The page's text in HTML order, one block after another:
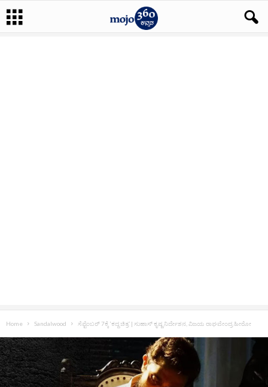
Home Sandalwood ಸೆಪ್ಟೆಂಬರ್‌ 7ಕ್ಕೆ ‘ಕದ್ದ ಚಿತ್ರ’ | ಸುಹಾಸ್‌ ಕೃಷ್ಣ ನಿರ್ದೇಶನ, ವಿಜಯ ರಾಘವೇಂದ್ರ ಹೀರೋ